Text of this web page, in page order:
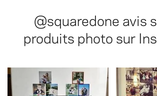
@squaredone avis
produits photo sur